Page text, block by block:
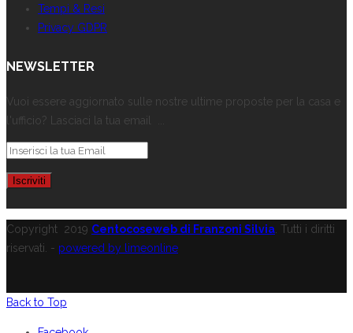
Tempi & Resi
Privacy GDPR
NEWSLETTER
Vuoi essere aggiornato sulle nostre ultime proposte per la casa e
l'ufficio? Lasciaci la tua email ...
Copyright 2019 Centocoseweb di Franzoni Silvia. Tutti i diritti
riservati. - powered by limeonline
Back to Top